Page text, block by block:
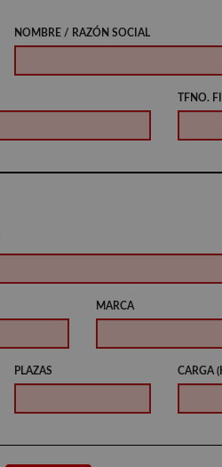
NOMBRE / RAZÓN SOCIAL
TFNO.
MARCA
PLAZAS CARGA